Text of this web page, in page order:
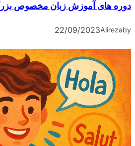
دوره های آموزش زبان مخصوص
by
Alireza
22/09/2023